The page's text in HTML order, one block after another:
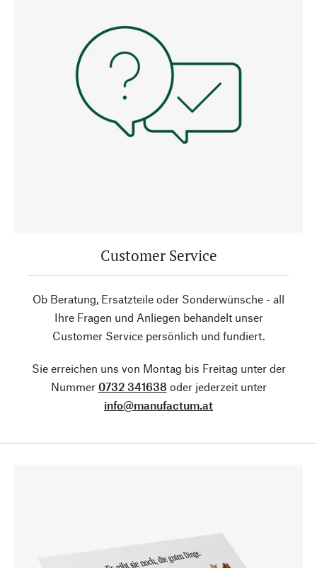
Customer Service
Ob Beratung, Ersatzteile oder Sonderwünsche - all
Ihre Fragen und Anliegen behandelt unser
Customer Service persönlich und fundiert.
Sie erreichen uns von Montag bis Freitag unter der
Nummer 0732 341638 oder jederzeit unter
info@manufactum.at